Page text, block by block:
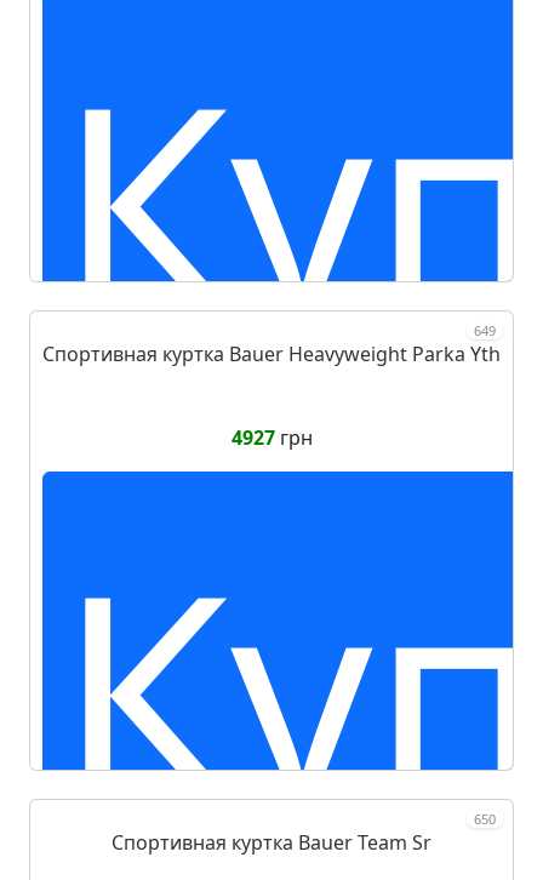
649
Спортивная куртка Bauer Heavyweight Parka Yth
4927грн
650
Спортивная куртка Bauer Team Sr